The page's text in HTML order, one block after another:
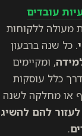
עובדים
מעולה ללקוחות
. כל שנה ברבעון
, ומקיימים
כלל עוסקות
או מחלקה לשנה
להם להשיג
.